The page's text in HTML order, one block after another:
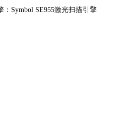
：Symbol SE955激光扫描引擎